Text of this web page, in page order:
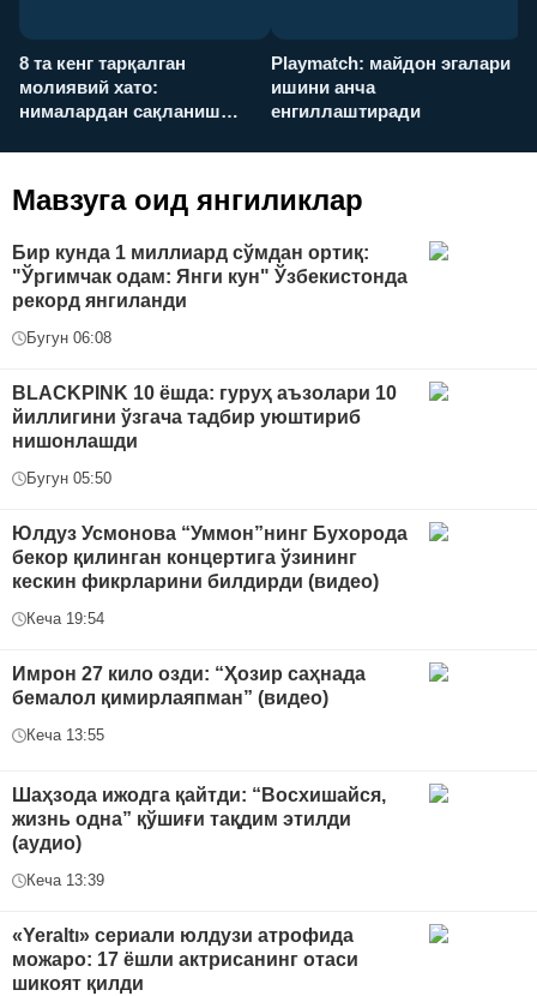
8 та кенг тарқалган
молиявий хато:
нималардан сақланиш
Playmatch: майдон эгалари
ишини анча
енгиллаштиради
Мавзуга оид янгиликлар
Бир кунда 1 миллиард сўмдан ортиқ:
"Ўргимчак одам: Янги кун" Ўзбекистонда
рекорд янгиланди
Бугун 06:08
BLACKPINK 10 ёшда: гуруҳ аъзолари 10
йиллигини ўзгача тадбир уюштириб
нишонлашди
Бугун 05:50
Юлдуз Усмонова “Уммон”нинг Бухорода
бекор қилинган концертига ўзининг
кескин фикрларини билдирди (видео)
Кеча 19:54
Имрон 27 кило озди: “Ҳозир саҳнада
бемалол қимирлаяпман” (видео)
Кеча 13:55
Шаҳзода ижодга қайтди: “Восхишайся,
жизнь одна” қўшиғи тақдим этилди
(аудио)
Кеча 13:39
«Yeraltı» сериали юлдузи атрофида
можаро: 17 ёшли актрисанинг отаси
шикоят қилди